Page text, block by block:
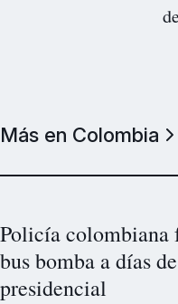
Más en Colombia
Policía colombiana
bus bomba a días
presidencial